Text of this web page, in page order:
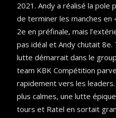
2021. Andy a réalisé la pole
de terminer les manches
2e en préfinale, mais
pas idéal et Andy chutait
lutte démarrait dans le
team KBK Compétition
rapidement vers les
plus calmes, une lutte
tours et Ratel en sortait